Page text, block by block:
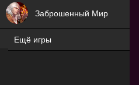
Заброшенный Мир
Ещё игры